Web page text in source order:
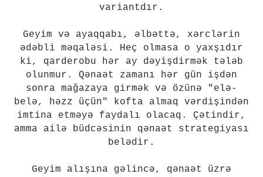
variantdır.
Geyim və ayaqqabı, əlbəttə, xərclərin
ədəbli məqaləsi. Heç olmasa o yaxşıdır
ki, qarderobu hər ay dəyişdirmək tələb
olunmur. Qənaət zamanı hər gün işdən
sonra mağazaya girmək və özünə "elə-
belə, həzz üçün" kofta almaq vərdişindən
imtina etməyə faydalı olacaq. Çətindir,
amma ailə büdcəsinin qənaət strategiyası
belədir.
Geyim alışına gəlincə, qənaət üzrə